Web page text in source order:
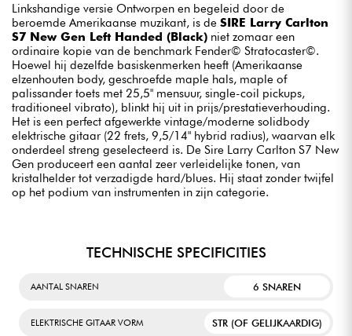
Linkshandige versie Ontworpen en begeleid door de
beroemde Amerikaanse muzikant, is de SIRE Larry Carlton
S7 New Gen Left Handed (Black) niet zomaar een
ordinaire kopie van de benchmark Fender© Stratocaster©.
Hoewel hij dezelfde basiskenmerken heeft (Amerikaanse
elzenhouten body, geschroefde maple hals, maple of
palissander toets met 25,5" mensuur, single-coil pickups,
traditioneel vibrato), blinkt hij uit in prijs/prestatieverhouding.
Het is een perfect afgewerkte vintage/moderne solidbody
elektrische gitaar (22 frets, 9,5/14" hybrid radius), waarvan elk
onderdeel streng geselecteerd is. De Sire Larry Carlton S7 New
Gen produceert een aantal zeer verleidelijke tonen, van
kristalhelder tot verzadigde hard/blues. Hij staat zonder twijfel
op het podium van instrumenten in zijn categorie.
TECHNISCHE SPECIFICITIES
AANTAL SNAREN 6 SNAREN
ELEKTRISCHE GITAAR VORM STR (OF GELIJKAARDIG)